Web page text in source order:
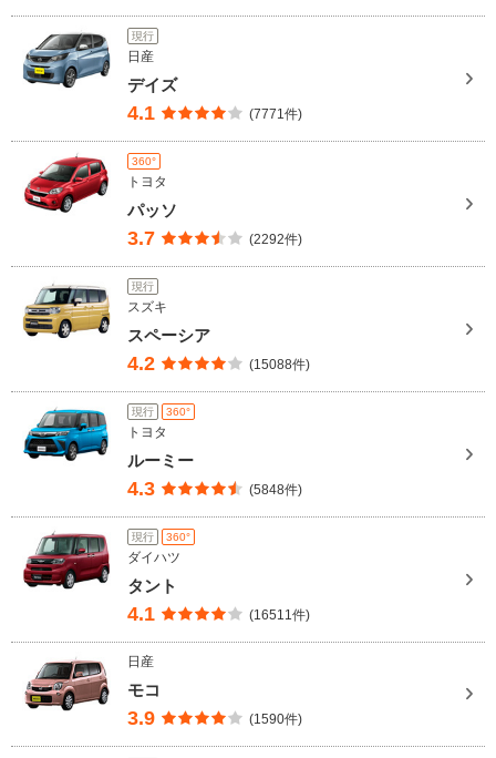
現行
日産
デイズ
4.1 (7771件)
360°
トヨタ
パッソ
3.7 (2292件)
現行
スズキ
スペーシア
4.2 (15088件)
現行 360°
トヨタ
ルーミー
4.3 (5848件)
現行 360°
ダイハツ
タント
4.1 (16511件)
日産
モコ
3.9 (1590件)